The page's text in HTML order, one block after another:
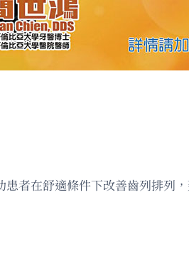
者在舒適條件下改善齒列排列